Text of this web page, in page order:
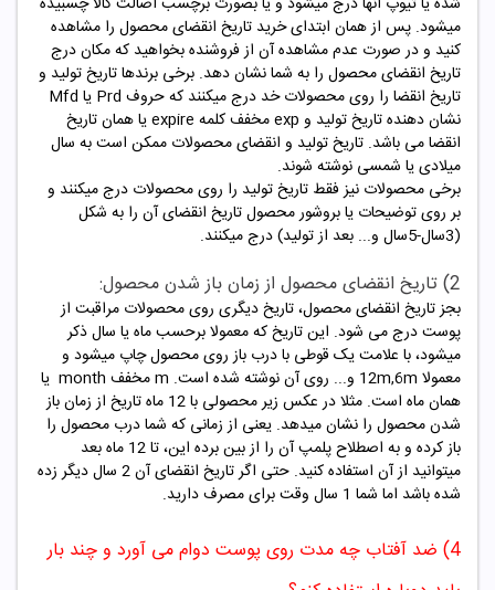
میشود. پس از همان ابتدای خرید تاریخ انقضای محصول را مشاهده
کنید و در صورت عدم مشاهده آن از فروشنده بخواهید که مکان درج
تاریخ انقضای محصول را به شما نشان دهد. برخی برندها تاریخ تولید و
تاریخ انقضا را روی محصولات خد درج میکنند که حروف Prd یا Mfd
نشان دهنده تاریخ تولید و exp مخفف کلمه expire یا همان تاریخ
انقضا می باشد. تاریخ تولید و انقضای محصولات ممکن است به سال
میلادی یا شمسی نوشته شوند.
برخی محصولات نیز فقط تاریخ تولید را روی محصولات درج میکنند و
بر روی توضیحات یا بروشور محصول تاریخ انقضای آن را به شکل
(3سال-5سال و... بعد از تولید) درج میکنند.
2) تاریخ انقضای محصول از زمان باز شدن محصول:
بجز تاریخ انقضای محصول، تاریخ دیگری روی محصولات مراقبت از
پوست درج می شود. این تاریخ که معمولا برحسب ماه یا سال ذکر
میشود، با علامت یک قوطی با درب باز روی محصول چاپ میشود و
معمولا 12m,6m و... روی آن نوشته شده است. m مخفف month یا
همان ماه است. مثلا در عکس زیر محصولی با 12 ماه تاریخ از زمان باز
شدن محصول را نشان میدهد. یعنی از زمانی که شما درب محصول را
باز کرده و به اصطلاح پلمپ آن را از بین برده این، تا 12 ماه بعد
میتوانید از آن استفاده کنید. حتی اگر تاریخ انقضای آن 2 سال دیگر زده
شده باشد اما شما 1 سال وقت برای مصرف دارید.
4) ضد آفتاب چه مدت روی پوست دوام می آورد و چند بار